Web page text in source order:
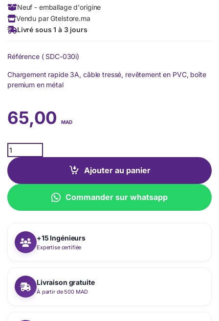
Neuf - emballage d'origine
Vendu par Gtelstore.ma
Livré sous 1 à 3 jours
Référence ( SDC-030i)
Chargement rapide 3A, câble tressé, revêtement en PVC, boîte
premium en métal
65,00MAD
Quantity
Ajouter au panier
Commander sur whatsapp
+15 Ingénieurs
Expertise certifiée
Livraison gratuite
À partir de 500 MAD